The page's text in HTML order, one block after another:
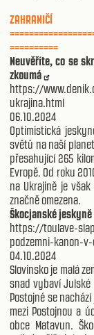
==========
Neuvěříte, co se
zkoumá
https://
ukrajina.html
06.10.2024
Optimistická
světů na naší
přesahující 265
Evropě. Od roku
na Ukrajině je
značně omezena.
Škocjanské
https://toulave-
podzemni-kanon-
04.10.2024
Slovinsko je malá
snad vybaví Julské
Postojné se
mezi Postojnou a
obce Matavun.